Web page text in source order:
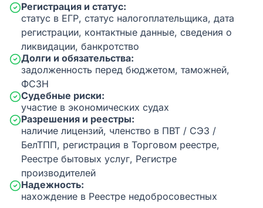
Регистрация и статус:
статус в ЕГР, статус налогоплательщика, дата
регистрации, контактные данные, сведения о
ликвидации, банкротство
Долги и обязательства:
задолженность перед бюджетом, таможней,
ФСЗН
Судебные риски:
участие в экономических судах
Разрешения и реестры:
наличие лицензий, членство в ПВТ / СЭЗ /
БелТПП, регистрация в Торговом реестре,
Реестре бытовых услуг, Регистре
производителей
Надежность:
нахождение в Реестре недобросовестных